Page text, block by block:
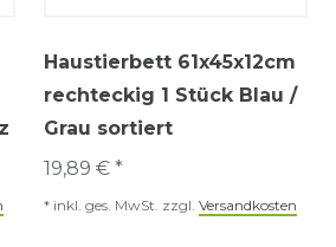
Haustierbett 61x45x12cm
rechteckig 1 Stück Blau /
Grau sortiert
19,89 € *
* inkl. ges. MwSt. zzgl. Versandkosten